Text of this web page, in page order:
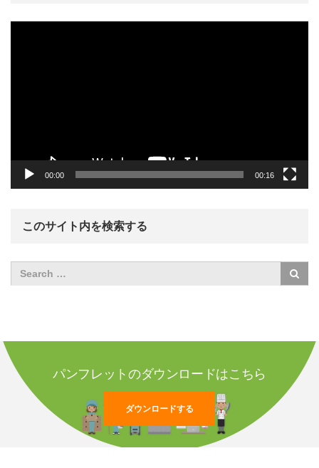
00:00 00:16
このサイト内を検索する
パンフレットのダウンロードはこちら
ダウンロードする